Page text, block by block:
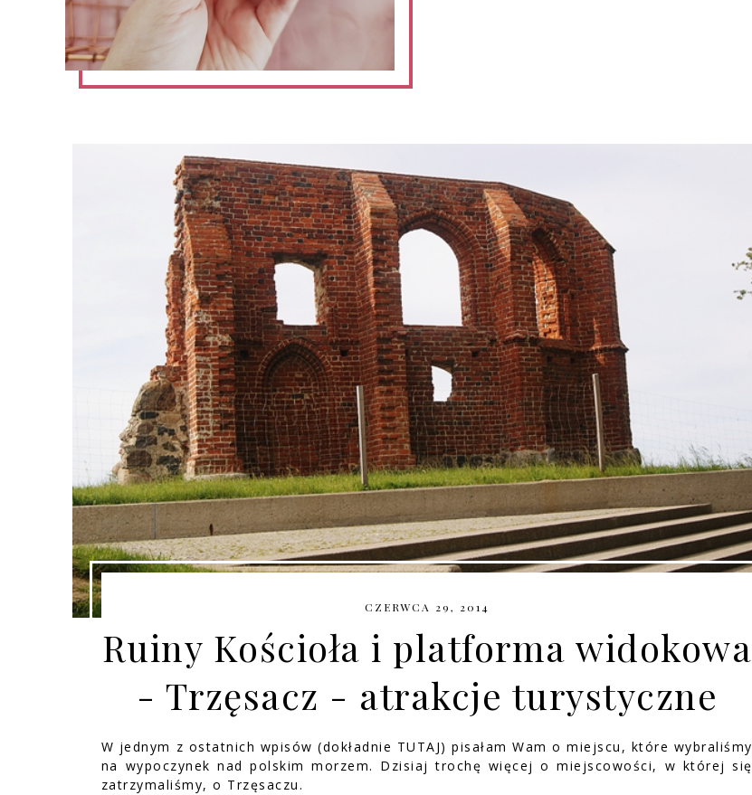
CZERWCA 29, 2014
Ruiny Kościoła i platforma widokowa
- Trzęsacz - atrakcje turystyczne
W jednym z ostatnich wpisów (dokładnie TUTAJ) pisałam Wam o miejscu, które wybraliśmy
na wypoczynek nad polskim morzem. Dzisiaj trochę więcej o miejscowości, w której się
zatrzymaliśmy, o Trzęsaczu.